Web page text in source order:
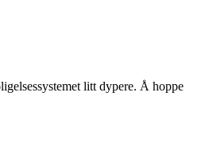
litt dypere. Å hoppe